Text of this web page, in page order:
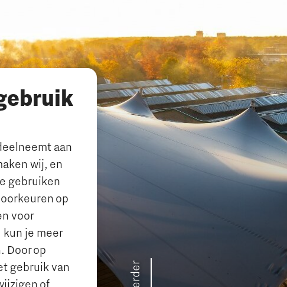
aan
wij, en
gebruiken
op
voor
kun je meer
Door op
gebruik van